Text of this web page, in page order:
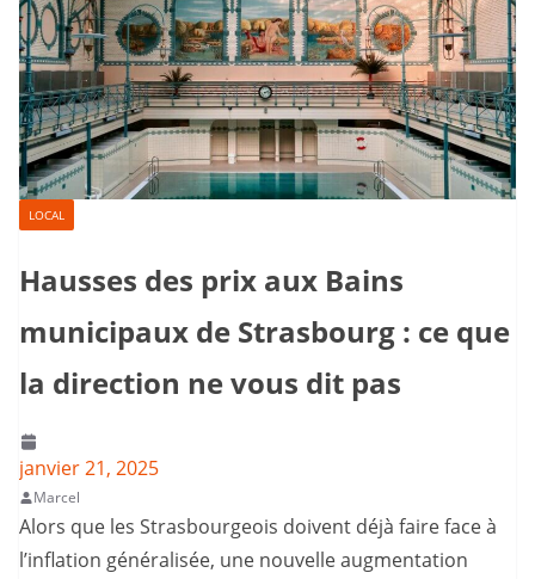
LOCAL
Hausses des prix aux Bains
municipaux de Strasbourg : ce que
la direction ne vous dit pas
janvier 21, 2025
Marcel
Alors que les Strasbourgeois doivent déjà faire face à
l’inflation généralisée, une nouvelle augmentation